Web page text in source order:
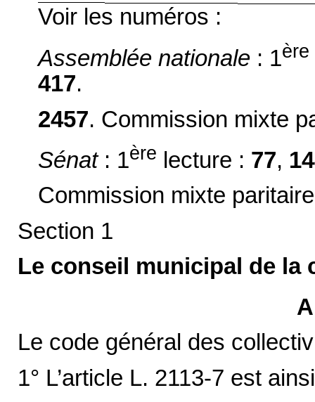
Voir les numéros :
Assemblée nationale : 1ère
417.
2457. Commission mixte
Sénat : 1ère lecture : 77,
Commission mixte
Section 1
Le conseil municipal de la
Le code général des
1° L’article L. 2113-7 est